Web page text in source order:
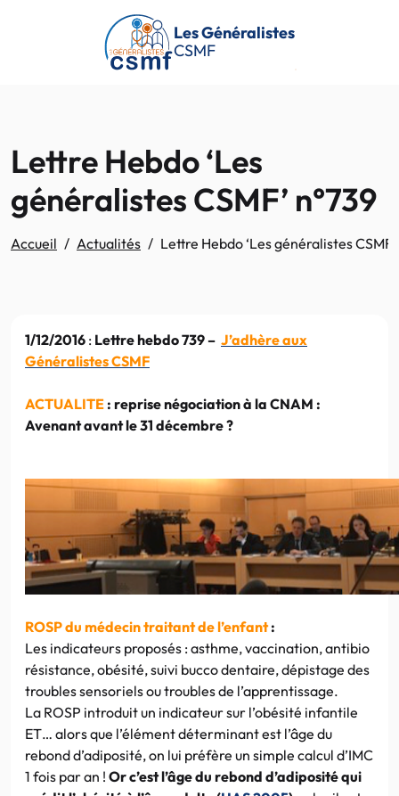
Passer au contenu principal
Les Généralistes
CSMF
Lettre Hebdo ‘Les
généralistes CSMF’ n°739
Accueil Actualités Lettre Hebdo ‘Les généralistes CSMF’
1/12/2016 : Lettre hebdo 739 – J’adhèreaux
Généralistes CSMF
ACTUALITE : reprise négociation à la CNAM :
Avenant avant le 31 décembre ?
ROSP du médecin traitant de l’enfant:
Les indicateurs proposés : asthme, vaccination, antibio
résistance, obésité, suivi bucco dentaire, dépistage des
troubles sensoriels ou troubles de l’apprentissage.
La ROSP introduit un indicateur sur l’obésité infantile
ET… alors que l’élément déterminant est l’âge du
rebond d’adiposité, on lui préfère un simple calcul d’IMC
1 fois par an ! Or c’est l’âge du rebond d’adiposité qui